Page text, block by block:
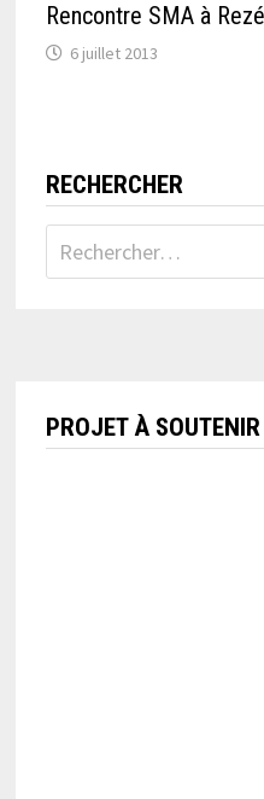
Rencontre SMA à Rezé
6 juillet 2013
RECHERCHER
Rechercher :
PROJET À